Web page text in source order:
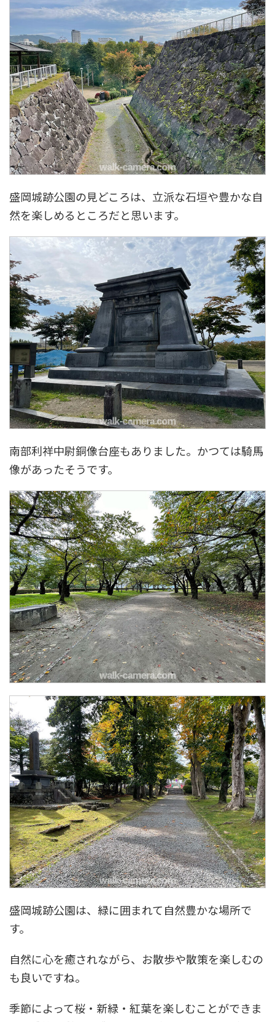
盛岡城跡公園の見どころは、立派な石垣や豊かな自
然を楽しめるところだと思います。
南部利祥中尉銅像台座もありました。かつては騎馬
像があったそうです。
盛岡城跡公園は、緑に囲まれて自然豊かな場所で
す。
自然に心を癒されながら、お散歩や散策を楽しむの
も良いですね。
季節によって桜・新緑・紅葉を楽しむことができま